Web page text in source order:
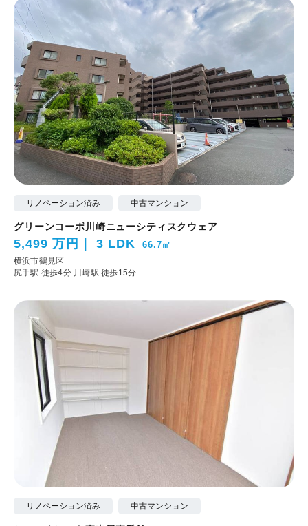
リノベーション済み 中古マンション
グリーンコーポ川崎ニューシティスクウェア
5,499 万円 3 LDK 66.7㎡
横浜市鶴見区
尻手駅 徒歩4分 川崎駅 徒歩15分
リノベーション済み 中古マンション